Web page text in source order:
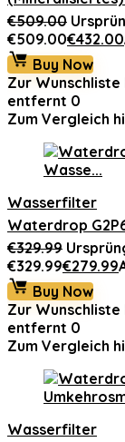
€509.00
€509.00€432.00
Buy Now
Zur
entfernt 0
Zum Vergleich
Wasserfilter
Waterdrop
€329.99
€329.99€279.99
Buy Now
Zur
entfernt 0
Zum Vergleich
Wasserfilter